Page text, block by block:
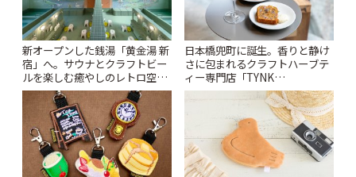
新オープンした銭湯「黄金湯 新
宿」へ。サウナとクラフトビー
ルを楽しむ癒やしのレトロ空間
| ことりっぷ
日本橋兜町に誕生。香りと静け
さに包まれるクラフトハーブテ
ィー専門店「TYNK
Kabutocho」 | ことりっぷ